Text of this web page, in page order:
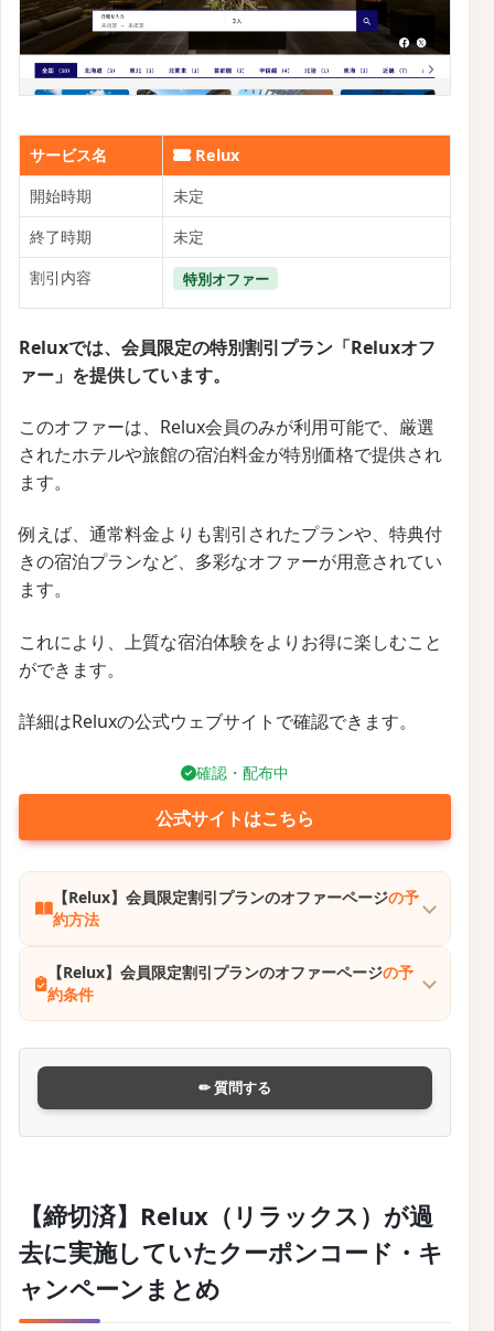
サービス名
Relux
開始時期
未定
終了時期
未定
割引内容
特別オファー
Reluxでは、会員限定の特別割引プラン「Reluxオフ
ァー」を提供しています。
このオファーは、Relux会員のみが利用可能で、厳選
されたホテルや旅館の宿泊料金が特別価格で提供され
ます。
例えば、通常料金よりも割引されたプランや、特典付
きの宿泊プランなど、多彩なオファーが用意されてい
ます。
これにより、上質な宿泊体験をよりお得に楽しむこと
ができます。
詳細はReluxの公式ウェブサイトで確認できます。
確認・配布中
公式サイトはこちら
【Relux】会員限定割引プランのオファーページの予
約方法
【Relux】会員限定割引プランのオファーページの予
約条件
✏ 質問する
【締切済】Relux（リラックス）が過
去に実施していたクーポンコード・キ
ャンペーンまとめ